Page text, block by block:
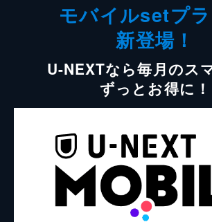
モバイルsetプ
新登場！
U-NEXTなら毎月のス
ずっとお得に！